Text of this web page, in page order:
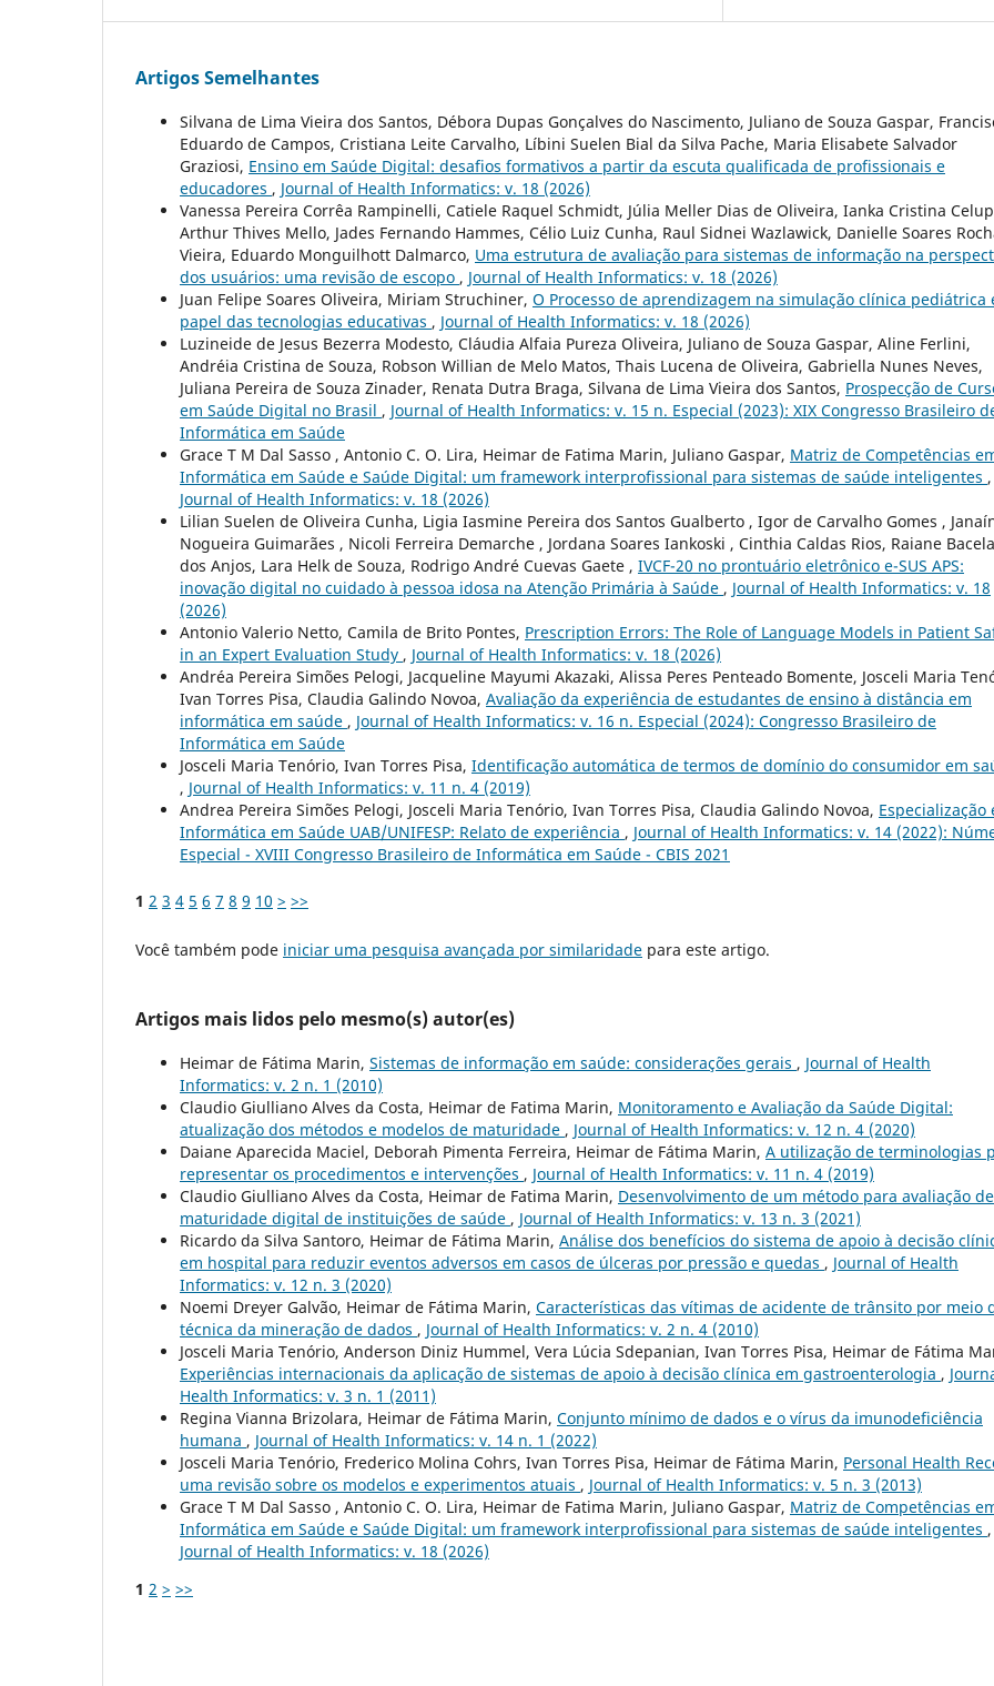
Artigos Semelhantes
Silvana de Lima Vieira dos Santos, Débora Dupas Gonçalves do Nascimento, Juliano de Souza Gaspar,
Eduardo de Campos, Cristiana Leite Carvalho, Líbini Suelen Bial da Silva Pache, Maria Elisabete Salvador
Graziosi, Ensino em Saúde Digital: desafios formativos a partir da escuta qualificada de profissionais e
educadores , Journal of Health Informatics: v. 18 (2026)
Vanessa Pereira Corrêa Rampinelli, Catiele Raquel Schmidt, Júlia Meller Dias de Oliveira, Ianka Cristina
Arthur Thives Mello, Jades Fernando Hammes, Célio Luiz Cunha, Raul Sidnei Wazlawick, Danielle Soares
Vieira, Eduardo Monguilhott Dalmarco, Uma estrutura de avaliação para sistemas de informação na
dos usuários: uma revisão de escopo , Journal of Health Informatics: v. 18 (2026)
Juan Felipe Soares Oliveira, Miriam Struchiner, O Processo de aprendizagem na simulação clínica pediátrica
papel das tecnologias educativas , Journal of Health Informatics: v. 18 (2026)
Luzineide de Jesus Bezerra Modesto, Cláudia Alfaia Pureza Oliveira, Juliano de Souza Gaspar, Aline Ferlini,
Andréia Cristina de Souza, Robson Willian de Melo Matos, Thais Lucena de Oliveira, Gabriella Nunes Neves,
Juliana Pereira de Souza Zinader, Renata Dutra Braga, Silvana de Lima Vieira dos Santos, Prospecção de
em Saúde Digital no Brasil , Journal of Health Informatics: v. 15 n. Especial (2023): XIX Congresso Brasileiro
Informática em Saúde
Grace T M Dal Sasso , Antonio C. O. Lira, Heimar de Fatima Marin, Juliano Gaspar, Matriz de Competências
Informática em Saúde e Saúde Digital: um framework interprofissional para sistemas de saúde inteligentes ,
Journal of Health Informatics: v. 18 (2026)
Lilian Suelen de Oliveira Cunha, Ligia Iasmine Pereira dos Santos Gualberto , Igor de Carvalho Gomes ,
Nogueira Guimarães , Nicoli Ferreira Demarche , Jordana Soares Iankoski , Cinthia Caldas Rios, Raiane
dos Anjos, Lara Helk de Souza, Rodrigo André Cuevas Gaete , IVCF-20 no prontuário eletrônico e-SUS APS:
inovação digital no cuidado à pessoa idosa na Atenção Primária à Saúde , Journal of Health Informatics: v. 18
(2026)
Antonio Valerio Netto, Camila de Brito Pontes, Prescription Errors: The Role of Language Models in Patient
in an Expert Evaluation Study , Journal of Health Informatics: v. 18 (2026)
Andréa Pereira Simões Pelogi, Jacqueline Mayumi Akazaki, Alissa Peres Penteado Bomente, Josceli Maria
Ivan Torres Pisa, Claudia Galindo Novoa, Avaliação da experiência de estudantes de ensino à distância em
informática em saúde , Journal of Health Informatics: v. 16 n. Especial (2024): Congresso Brasileiro de
Informática em Saúde
Josceli Maria Tenório, Ivan Torres Pisa, Identificação automática de termos de domínio do consumidor em
, Journal of Health Informatics: v. 11 n. 4 (2019)
Andrea Pereira Simões Pelogi, Josceli Maria Tenório, Ivan Torres Pisa, Claudia Galindo Novoa, Especialização
Informática em Saúde UAB/UNIFESP: Relato de experiência , Journal of Health Informatics: v. 14 (2022):
Especial - XVIII Congresso Brasileiro de Informática em Saúde - CBIS 2021
1 2 3 4 5 6 7 8 9 10 > >>
Você também pode iniciar uma pesquisa avançada por similaridade para este artigo.
Artigos mais lidos pelo mesmo(s) autor(es)
Heimar de Fátima Marin, Sistemas de informação em saúde: considerações gerais , Journal of Health
Informatics: v. 2 n. 1 (2010)
Claudio Giulliano Alves da Costa, Heimar de Fatima Marin, Monitoramento e Avaliação da Saúde Digital:
atualização dos métodos e modelos de maturidade , Journal of Health Informatics: v. 12 n. 4 (2020)
Daiane Aparecida Maciel, Deborah Pimenta Ferreira, Heimar de Fátima Marin, A utilização de terminologias
representar os procedimentos e intervenções , Journal of Health Informatics: v. 11 n. 4 (2019)
Claudio Giulliano Alves da Costa, Heimar de Fatima Marin, Desenvolvimento de um método para avaliação de
maturidade digital de instituições de saúde , Journal of Health Informatics: v. 13 n. 3 (2021)
Ricardo da Silva Santoro, Heimar de Fátima Marin, Análise dos benefícios do sistema de apoio à decisão
em hospital para reduzir eventos adversos em casos de úlceras por pressão e quedas , Journal of Health
Informatics: v. 12 n. 3 (2020)
Noemi Dreyer Galvão, Heimar de Fátima Marin, Características das vítimas de acidente de trânsito por meio
técnica da mineração de dados , Journal of Health Informatics: v. 2 n. 4 (2010)
Josceli Maria Tenório, Anderson Diniz Hummel, Vera Lúcia Sdepanian, Ivan Torres Pisa, Heimar de Fátima
Experiências internacionais da aplicação de sistemas de apoio à decisão clínica em gastroenterologia ,
Health Informatics: v. 3 n. 1 (2011)
Regina Vianna Brizolara, Heimar de Fátima Marin, Conjunto mínimo de dados e o vírus da imunodeficiência
humana , Journal of Health Informatics: v. 14 n. 1 (2022)
Josceli Maria Tenório, Frederico Molina Cohrs, Ivan Torres Pisa, Heimar de Fátima Marin, Personal Health
uma revisão sobre os modelos e experimentos atuais , Journal of Health Informatics: v. 5 n. 3 (2013)
Grace T M Dal Sasso , Antonio C. O. Lira, Heimar de Fatima Marin, Juliano Gaspar, Matriz de Competências
Informática em Saúde e Saúde Digital: um framework interprofissional para sistemas de saúde inteligentes ,
Journal of Health Informatics: v. 18 (2026)
1 2 > >>